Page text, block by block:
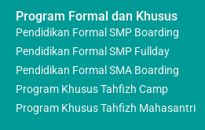
Program Formal dan Khusus
Pendidikan Formal SMP Boarding
Pendidikan Formal SMP Fullday
Pendidikan Formal SMA Boarding
Program Khusus Tahfizh Camp
Program Khusus Tahfizh Mahasantri